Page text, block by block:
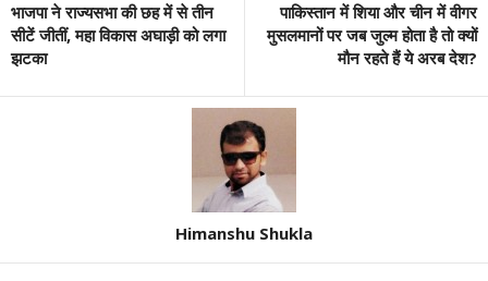
भाजपा ने राज्यसभा की छह में से तीन
सीटें जीतीं, महा विकास अघाड़ी को लगा
झटका
पाकिस्तान में शिया और चीन में वीगर
मुसलमानों पर जब जुल्म होता है तो क्यों
मौन रहते हैं ये अरब देश?
Himanshu Shukla